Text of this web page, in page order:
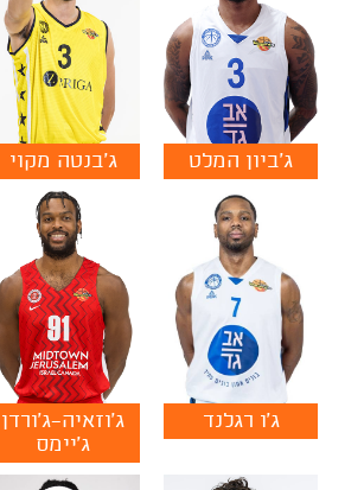
ג'ביון המלט ג'בנטה מקוי
ג'ו רגלנד
ג'וזאיה־ג'ורדן
ג'יימס